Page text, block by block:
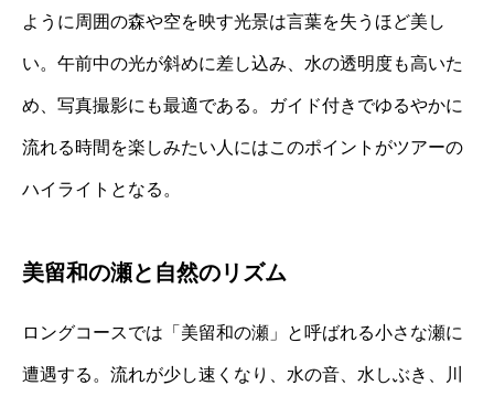
ように周囲の森や空を映す光景は言葉を失うほど美し
い。午前中の光が斜めに差し込み、水の透明度も高いた
め、写真撮影にも最適である。ガイド付きでゆるやかに
流れる時間を楽しみたい人にはこのポイントがツアーの
ハイライトとなる。
美留和の瀬と自然のリズム
ロングコースでは「美留和の瀬」と呼ばれる小さな瀬に
遭遇する。流れが少し速くなり、水の音、水しぶき、川